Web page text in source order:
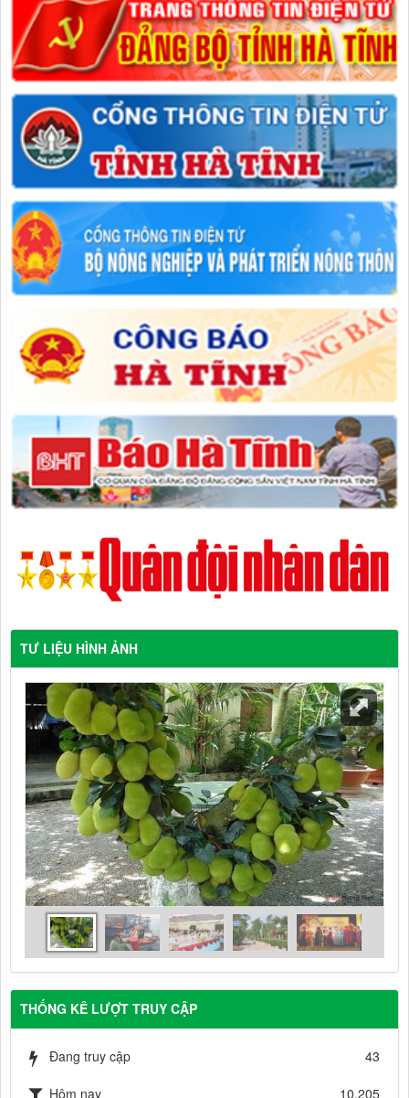
TƯ LIỆU HÌNH ẢNH
THỐNG KÊ LƯỢT TRUY CẬP
Đang truy cập 43
Hôm nay 10,205